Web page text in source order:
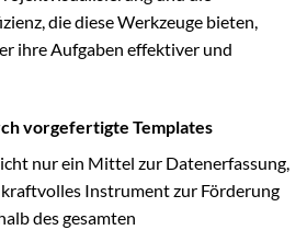
die diese Werkzeuge bieten,
ihre Aufgaben effektiver und
vorgefertigte Templates
nur ein Mittel zur Datenerfassung,
Instrument zur Förderung
des gesamten